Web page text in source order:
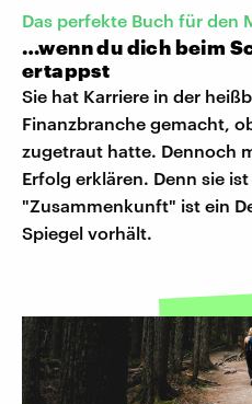
Das perfekte Buch für den
…wenn du dich beim
ertappst
Sie hat Karriere in der
Finanzbranche gemacht,
zugetraut hatte. Dennoch
Erfolg erklären. Denn sie
"Zusammenkunft" ist ein
Spiegel vorhält.